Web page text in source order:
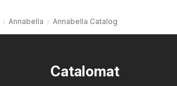
Annabella Annabella Catalog
Catalomat